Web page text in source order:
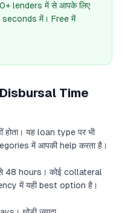
lenders में से आपके लिए
seconds में। Free में
Time
यह loan type पर भी
में आपकी help करता है।
hours। कोई collateral
में यही best option है।